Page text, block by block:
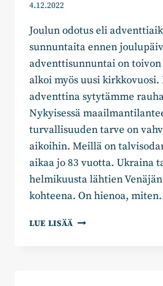
4.12.2022
Joulun odotus eli
sunnuntaita ennen
adventtisunnuntai on
alkoi myös uusi kirkkovuosi.
adventtina sytytämme
Nykyisessä
turvallisuuden tarve on
aikoihin. Meillä on
aikaa jo 83 vuotta. Ukraina
helmikuusta lähtien
kohteena. On hienoa,
LUE LISÄÄ JYRI